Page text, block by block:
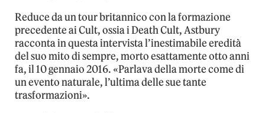
Reduce da un tour britannico con la formazione
precedente ai Cult, ossia i Death Cult, Astbury
racconta in questa intervista l’inestimabile eredità
del suo mito di sempre, morto esattamente otto anni
fa, il 10 gennaio 2016. «Parlava della morte come di
un evento naturale, l’ultima delle sue tante
trasformazioni».